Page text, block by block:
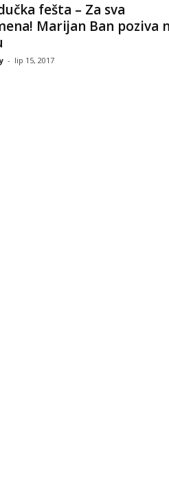
fešta – Za sva
Marijan Ban poziva
- lip 15, 2017